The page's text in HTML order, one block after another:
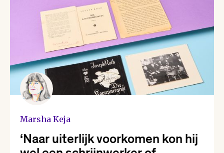
Yannick Dangre
Yentl van Stokkum
Marsha Keja
‘Naar uiterlijk voorkomen kon hij